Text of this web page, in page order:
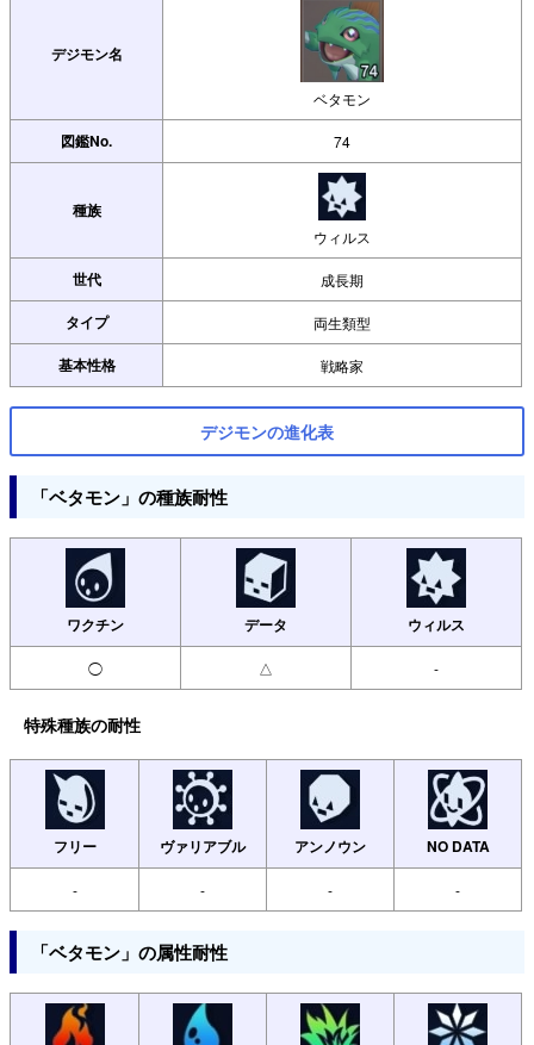
デジモン名
ベタモン
図鑑No. 74
種族
ウィルス
世代 成長期
タイプ 両生類型
基本性格 戦略家
デジモンの進化表
「ベタモン」の種族耐性
ワクチン データ ウィルス
◯ △ -
特殊種族の耐性
フリー ヴァリアブル アンノウン NO DATA
- - - -
「ベタモン」の属性耐性